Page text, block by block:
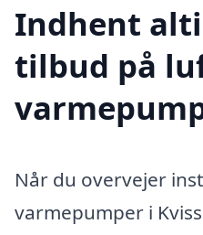
Indhent
tilbud på
Når du overvejer
varmepumper i